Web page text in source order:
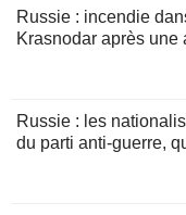
Russie : incendie
Krasnodar après
Russie : les
du parti anti-guerre,